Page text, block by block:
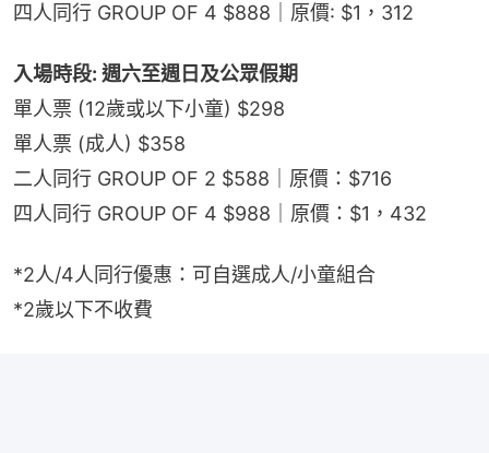
四人同行 GROUP OF 4 $888｜原價: $1，312
入場時段: 週六至週日及公眾假期
單人票 (12歲或以下小童) $298
單人票 (成人) $358
二人同行 GROUP OF 2 $588｜原價：$716
四人同行 GROUP OF 4 $988｜原價：$1，432
*2人/4人同行優惠：可自選成人/小童組合
*2歲以下不收費